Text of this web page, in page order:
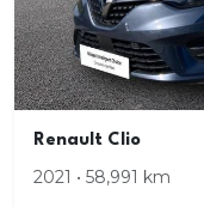
Console centrale
Déconnexion
EASYLINK 9
Feux de jour à
Renault Clio
2021 • 58,991 km